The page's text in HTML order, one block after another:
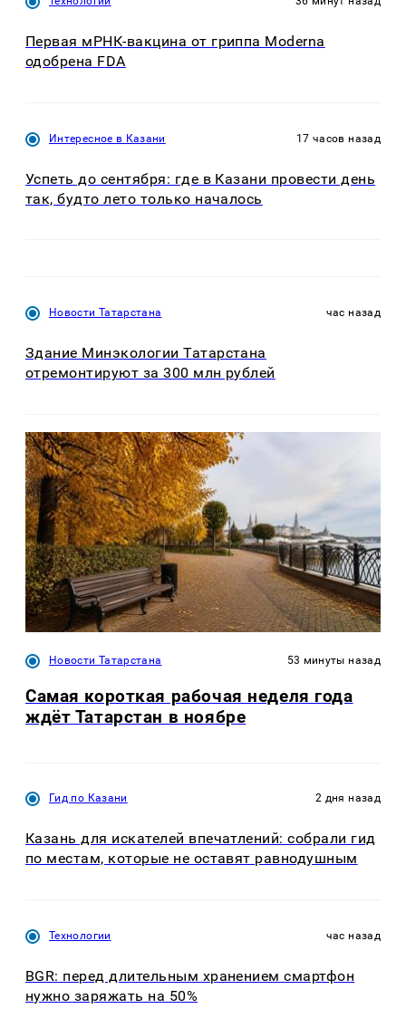
Первая мРНК-вакцина от гриппа Moderna
одобрена FDA
Интересное в Казани 17 часов назад
Успеть до сентября: где в Казани провести день
так, будто лето только началось
Новости Татарстана час назад
Здание Минэкологии Татарстана
отремонтируют за 300 млн рублей
Новости Татарстана 53 минуты назад
Самая короткая рабочая неделя года
ждёт Татарстан в ноябре
Гид по Казани 2 дня назад
Казань для искателей впечатлений: собрали гид
по местам, которые не оставят равнодушным
Технологии час назад
BGR: перед длительным хранением смартфон
нужно заряжать на 50%